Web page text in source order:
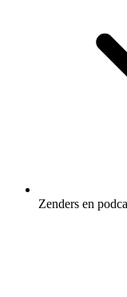
Zenders en